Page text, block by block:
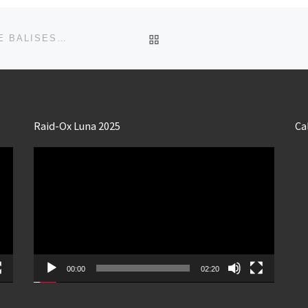
7ÈME RAID-OX LUNA 2021 : PHOTOS ET NOMBRE DE BALISES TROUVÉES.
Raid-Ox Luna 2025
00:00 02:20